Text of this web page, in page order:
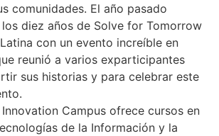
comunidades. El año pasado
diez años de Solve for Tomorrow
con un evento increíble en
reunió a varios exparticipantes
sus historias y para celebrar este
Innovation Campus ofrece cursos en
de la Información y la